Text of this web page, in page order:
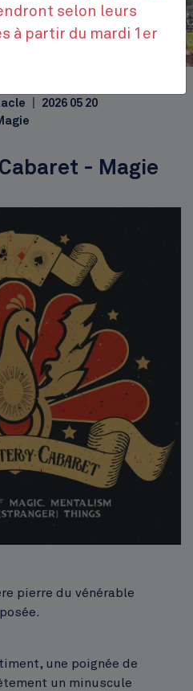
2026 05 20
- Magie
pierre du vénérable
une poignée de
un minuscule
selon leurs
à partir du mardi 1er